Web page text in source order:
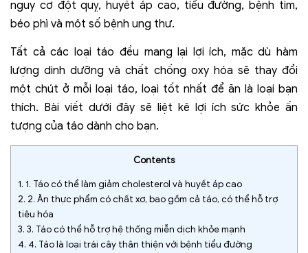
nguy cơ đột quỵ, huyết áp cao, tiểu đường, bệnh tim,
béo phì và một số bệnh ung thư.
Tất cả các loại táo đều mang lại lợi ích, mặc dù hàm
lượng dinh dưỡng và chất chống oxy hóa sẽ thay đổi
một chút ở mỗi loại táo, loại tốt nhất để ăn là loại bạn
thích. Bài viết dưới đây sẽ liệt kê lợi ích sức khỏe ấn
tượng của táo dành cho bạn.
Contents
1. 1. Táo có thể làm giảm cholesterol và huyết áp cao
2. 2. Ăn thực phẩm có chất xơ, bao gồm cả táo, có thể hỗ trợ
tiêu hóa
3. 3. Táo có thể hỗ trợ hệ thống miễn dịch khỏe mạnh
4. 4. Táo là loại trái cây thân thiện với bệnh tiểu đường